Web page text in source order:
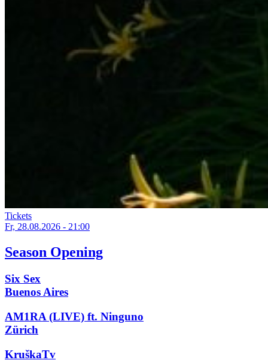
Tickets
Fr, 28.08.2026 - 21:00
Season Opening
Six Sex
Buenos Aires
AM1RA (LIVE) ft. Ninguno
Zürich
KruškaTv